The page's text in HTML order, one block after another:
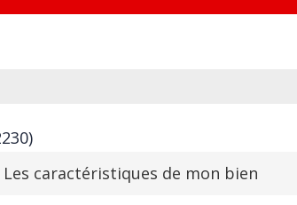
caractéristiques de mon bien